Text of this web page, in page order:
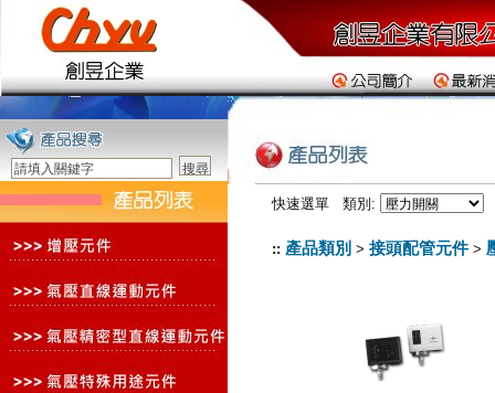
快速選單 類別:
:: 產品類別 > 接頭配管元件 >